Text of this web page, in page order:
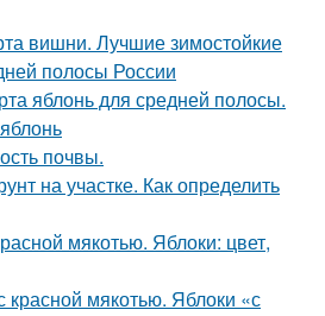
вишни. Лучшие зимостойкие
полосы России
яблонь для средней полосы.
почвы.
на участке. Как определить
мякотью. Яблоки: цвет,
красной мякотью. Яблоки «с